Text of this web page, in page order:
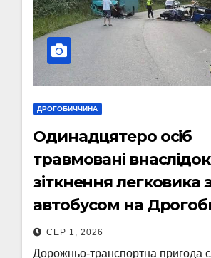
ДРОГОБИЧЧИНА
Одинадцятеро осіб
травмовані внаслідок
зіткнення легковика
автобусом на
СЕР 1, 2026
Дорожньо-транспортна пригода